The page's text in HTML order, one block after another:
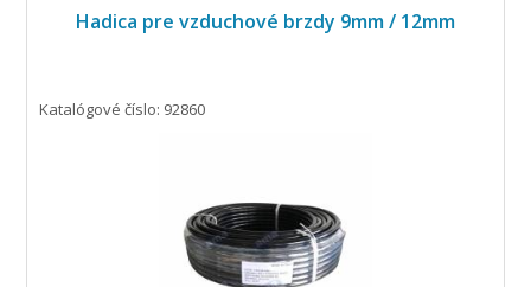
Hadica pre vzduchové brzdy 9mm / 12mm
Katalógové číslo: 92860